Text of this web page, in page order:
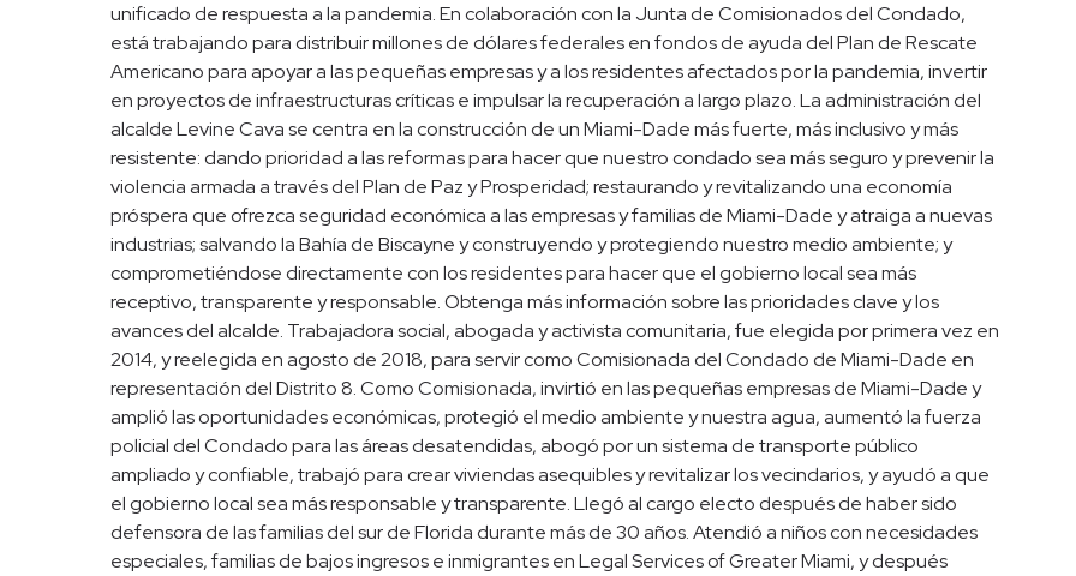
unificado de respuesta a la pandemia. En colaboración con la Junta de Comisionados del Condado,
está trabajando para distribuir millones de dólares federales en fondos de ayuda del Plan de Rescate
Americano para apoyar a las pequeñas empresas y a los residentes afectados por la pandemia, invertir
en proyectos de infraestructuras críticas e impulsar la recuperación a largo plazo. La administración del
alcalde Levine Cava se centra en la construcción de un Miami-Dade más fuerte, más inclusivo y más
resistente: dando prioridad a las reformas para hacer que nuestro condado sea más seguro y prevenir la
violencia armada a través del Plan de Paz y Prosperidad; restaurando y revitalizando una economía
próspera que ofrezca seguridad económica a las empresas y familias de Miami-Dade y atraiga a nuevas
industrias; salvando la Bahía de Biscayne y construyendo y protegiendo nuestro medio ambiente; y
comprometiéndose directamente con los residentes para hacer que el gobierno local sea más
receptivo, transparente y responsable. Obtenga más información sobre las prioridades clave y los
avances del alcalde. Trabajadora social, abogada y activista comunitaria, fue elegida por primera vez en
2014, y reelegida en agosto de 2018, para servir como Comisionada del Condado de Miami-Dade en
representación del Distrito 8. Como Comisionada, invirtió en las pequeñas empresas de Miami-Dade y
amplió las oportunidades económicas, protegió el medio ambiente y nuestra agua, aumentó la fuerza
policial del Condado para las áreas desatendidas, abogó por un sistema de transporte público
ampliado y confiable, trabajó para crear viviendas asequibles y revitalizar los vecindarios, y ayudó a que
el gobierno local sea más responsable y transparente. Llegó al cargo electo después de haber sido
defensora de las familias del sur de Florida durante más de 30 años. Atendió a niños con necesidades
especiales, familias de bajos ingresos e inmigrantes en Legal Services of Greater Miami, y después